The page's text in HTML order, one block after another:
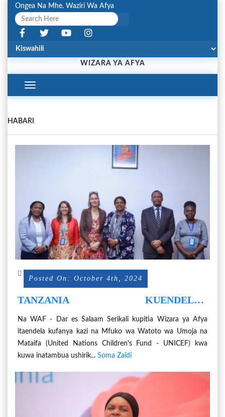
Ongea Na Mhe. Waziri Wa Afya
WIZARA YA AFYA
Toggle
Navigation
HABARI
Posted On: October 4th, 2024
TANZANIA KUENDELEA
MIRADI YA AFYA
Na WAF - Dar es Salaam Serikali kupitia Wizara ya Afya
itaendela kufanya kazi na Mfuko wa Watoto wa Umoja na
Mataifa (United Nations Children's Fund - UNICEF) kwa
kuwa inatambua ushirik... Soma Zaidi